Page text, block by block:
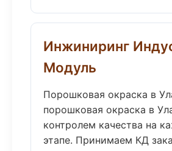
Инжиниринг
Модуль
Порошковая окраска в
порошковая окраска в
контролем качества на
этапе. Принимаем КД